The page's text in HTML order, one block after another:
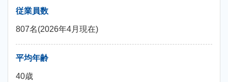
従業員数
807名(2026年4月現在)
平均年齢
40歳